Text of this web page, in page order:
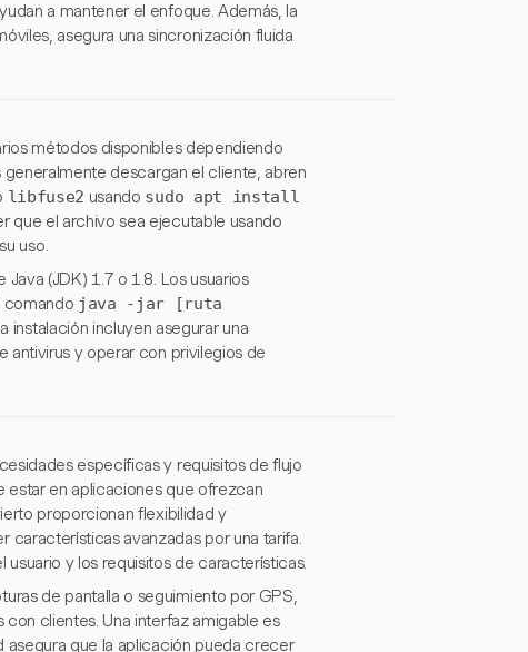
a mantener el enfoque. Además, la
asegura una sincronización fluida
métodos disponibles dependiendo
descargan el cliente, abren
libfuse2 usando sudo apt install
que el archivo sea ejecutable usando
uso.
(JDK) 1.7 o 1.8. Los usuarios
comando java -jar [ruta
instalación incluyen asegurar una
y operar con privilegios de
específicas y requisitos de flujo
estar en aplicaciones que ofrezcan
proporcionan flexibilidad y
avanzadas por una tarifa.
y los requisitos de características.
de pantalla o seguimiento por GPS,
clientes. Una interfaz amigable es
asegura que la aplicación pueda crecer